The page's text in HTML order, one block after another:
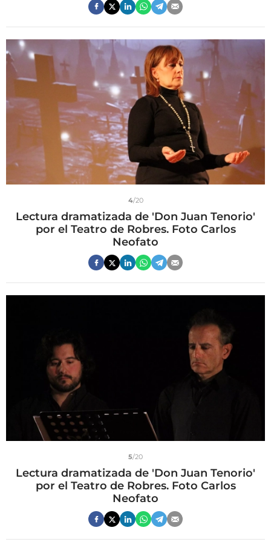
4/20
Lectura dramatizada de 'Don Juan Tenorio'
por el Teatro de Robres. Foto Carlos
Neofato
5/20
Lectura dramatizada de 'Don Juan Tenorio'
por el Teatro de Robres. Foto Carlos
Neofato